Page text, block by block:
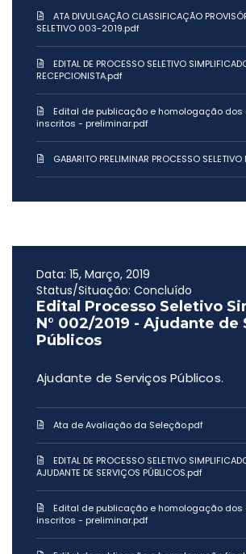
ATA DIVULGAÇÃO CLASSIFICAÇÃO
SELETIVO 003-2019.pdf
EDITAL DE PROCESSO SELETIVO
RECEPCIONISTA.pdf
Edital de publicação e homologação
inscritos - preliminar.pdf
GABARITO PRELIMINAR PROCESSO
Data: 15, Março, 2019
Status/Situação: Concluído
Edital Processo Seletivo
N° 002/2019 - Ajudante de
Públicos
Ajudante de Serviços Públicos.
Ata de Avaliação da Seleção.pdf
EDITAL DE PROCESSO SELETIVO
AJUDANTE DE SERVIÇOS PÚBLICOS.pdf
Edital de publicação e homologação
inscritos - preliminar.pdf